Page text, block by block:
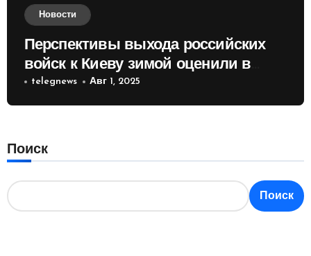
Новости
Перспективы выхода российских
войск к Киеву зимой оценили в
России
telegnews Авг 1, 2025
Поиск
Поиск